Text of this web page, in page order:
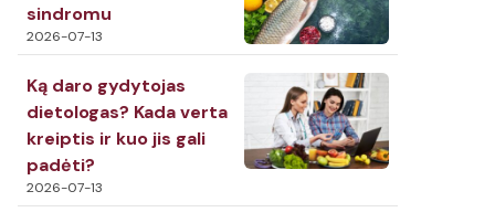
sindromu
2026-07-13
Ką daro gydytojas
dietologas? Kada verta
kreiptis ir kuo jis gali
padėti?
2026-07-13